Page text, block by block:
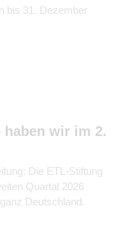
bis 31. Dezember
haben wir im 2.
Die ETL-Stiftung
Quartal 2026
Deutschland.